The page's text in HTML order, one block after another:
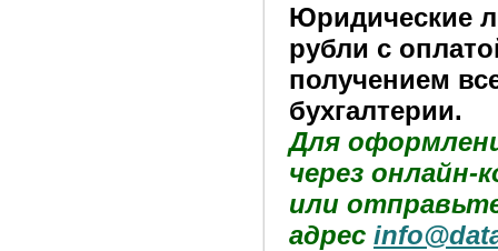
Юридические
рубли с
получением
бухгалтерии.
Для
через
или
адрес